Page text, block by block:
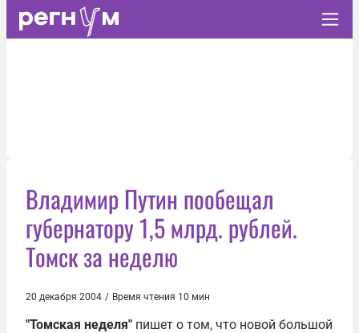
Владимир Путин пообещал
губернатору 1,5 млрд. рублей.
Томск за неделю
20 декабря 2004 / Время чтения 10 мин
"Томская неделя" пишет о том, что новой большой